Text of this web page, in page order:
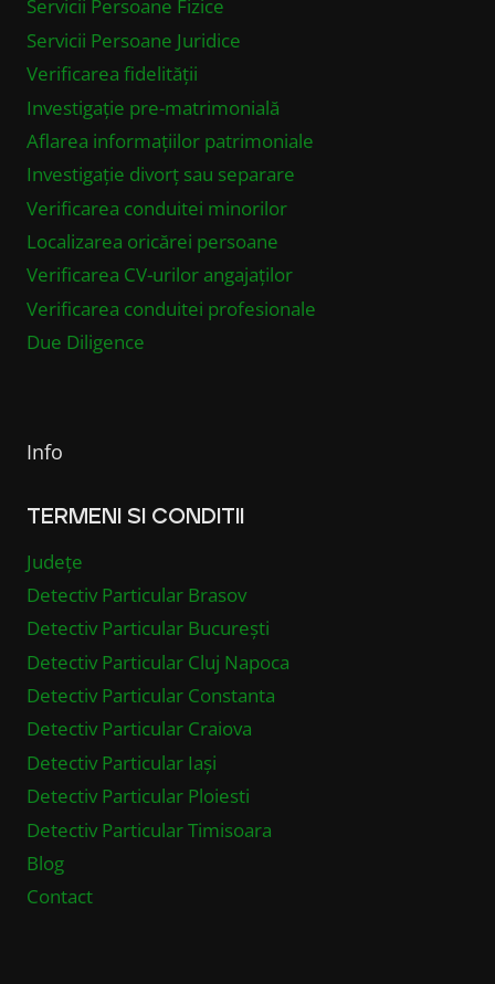
Servicii Persoane Fizice
Servicii Persoane Juridice
Verificarea fidelității
Investigație pre-matrimonială
Aflarea informațiilor patrimoniale
Investigație divorț sau separare
Verificarea conduitei minorilor
Localizarea oricărei persoane
Verificarea CV-urilor angajaților
Verificarea conduitei profesionale
Due Diligence
Info
TERMENI SI CONDITII
Județe
Detectiv Particular Brasov
Detectiv Particular București
Detectiv Particular Cluj Napoca
Detectiv Particular Constanta
Detectiv Particular Craiova
Detectiv Particular Iași
Detectiv Particular Ploiesti
Detectiv Particular Timisoara
Blog
Contact